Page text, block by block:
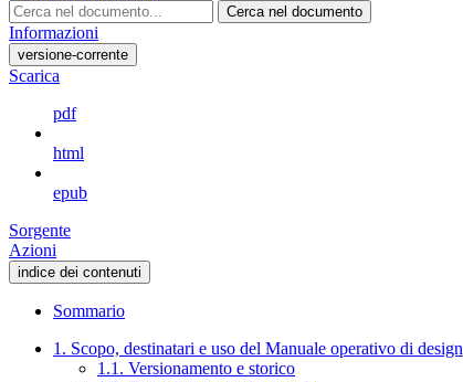
Cerca nel documento
Informazioni
versione-corrente
Scarica
pdf
html
epub
Sorgente
Azioni
indice dei contenuti
Sommario
1. Scopo, destinatari e uso del Manuale operativo di design
1.1. Versionamento e storico